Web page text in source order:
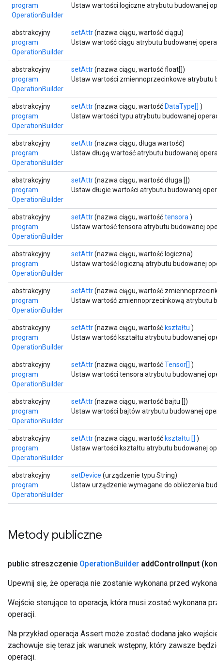
program
OperationBuilder
Ustaw wartości logiczne atrybutu budowanej
abstrakcyjny
program
OperationBuilder
setAttr(nazwa ciągu, wartość ciągu)
Ustaw wartość ciągu atrybutu budowanej
abstrakcyjny
program
OperationBuilder
setAttr(nazwa ciągu, wartość float[])
Ustaw wartości zmiennoprzecinkowe atrybutu
abstrakcyjny
program
OperationBuilder
setAttr(nazwa ciągu, wartość DataType[] )
Ustaw wartości typu atrybutu budowanej
abstrakcyjny
program
OperationBuilder
setAttr(nazwa ciągu, długa wartość)
Ustaw długą wartość atrybutu budowanej
abstrakcyjny
program
OperationBuilder
setAttr(nazwa ciągu, wartość długa [])
Ustaw długie wartości atrybutu budowanej
abstrakcyjny
program
OperationBuilder
setAttr(nazwa ciągu, wartośćtensora )
Ustaw wartość tensora atrybutu budowanej
abstrakcyjny
program
OperationBuilder
setAttr(nazwa ciągu, wartość logiczna)
Ustaw wartość logiczną atrybutu budowanej
abstrakcyjny
program
OperationBuilder
setAttr(nazwa ciągu, wartość
Ustaw wartość zmiennoprzecinkową atrybutu
abstrakcyjny
program
OperationBuilder
setAttr(nazwa ciągu, wartość kształtu )
Ustaw wartość kształtu atrybutu budowanej
abstrakcyjny
program
OperationBuilder
setAttr(nazwa ciągu, wartośćTensor[] )
Ustaw wartości tensora atrybutu budowanej
abstrakcyjny
program
OperationBuilder
setAttr(nazwa ciągu, wartość bajtu [])
Ustaw wartości bajtów atrybutu budowanej
abstrakcyjny
program
OperationBuilder
setAttr(nazwa ciągu, wartość kształtu [] )
Ustaw wartości kształtu atrybutu budowanej
abstrakcyjny
program
OperationBuilder
setDevice (urządzenie typu String)
Ustaw urządzenie wymagane do obliczenia
Metody publiczne
public streszczenie OperationBuilder addControlInput
Upewnij się, że operacja nie zostanie wykonana przed
Wejście sterujące to operacja, która musi zostać wykonana
operacji.
Na przykład operacja Assert może zostać dodana jako
zachowuje się teraz jak warunek wstępny, który zawsze
operacji.